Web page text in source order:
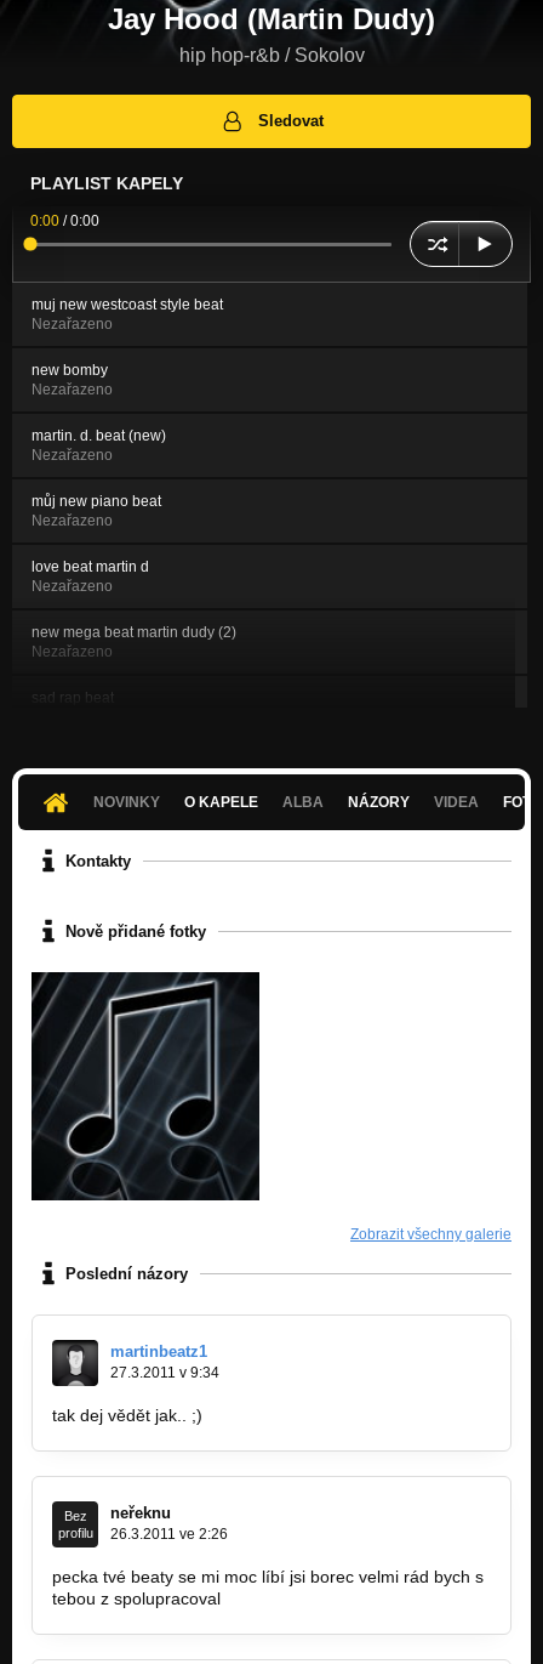
Jay Hood (Martin Dudy)
hip hop-r&b / Sokolov
Sledovat
PLAYLIST KAPELY
0:00 /0:00
muj new westcoast style beat
Nezařazeno
new bomby
Nezařazeno
martin. d. beat (new)
Nezařazeno
můj new piano beat
Nezařazeno
love beat martin d
Nezařazeno
new mega beat martin dudy (2)
Nezařazeno
sad rap beat
piano beat..
Nezařazeno
Nezařazeno
dj bad(martin dudy rap beat
Nezařazeno
14.3 2011
Nezařazeno
RnB - 7.2 2011
Nezařazeno
dj-bad smutná rnb instrumental
dj bad - new beat
Nezařazeno
nový dance beat (martin dudy)
NOVINKY O KAPELE ALBA NÁZORY VIDEA
Kontakty
Nově přidané fotky
Zobrazit všechny galerie
Poslední názory
martinbeatz1
27.3.2011 v 9:34
tak dej vědět jak.. ;)
Bez
profilu
neřeknu
26.3.2011 ve 2:26
pecka tvé beaty se mi moc líbí jsi borec velmi rád bych s
tebou z spolupracoval